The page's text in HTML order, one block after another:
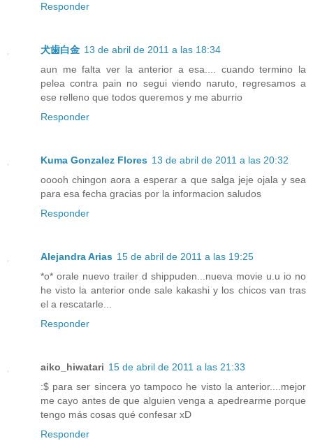
Responder
犬歯白金 13 de abril de 2011 a las 18:34
aun me falta ver la anterior a esa.... cuando termino la
pelea contra pain no segui viendo naruto, regresamos a
ese relleno que todos queremos y me aburrio
Responder
Kuma Gonzalez Flores 13 de abril de 2011 a las 20:32
ooooh chingon aora a esperar a que salga jeje ojala y sea
para esa fecha gracias por la informacion saludos
Responder
Alejandra Arias 15 de abril de 2011 a las 19:25
*o* orale nuevo trailer d shippuden...nueva movie u.u io no
he visto la anterior onde sale kakashi y los chicos van tras
el a rescatarle...
Responder
aiko_hiwatari 15 de abril de 2011 a las 21:33
:$ para ser sincera yo tampoco he visto la anterior....mejor
me cayo antes de que alguien venga a apedrearme porque
tengo más cosas qué confesar xD
Responder